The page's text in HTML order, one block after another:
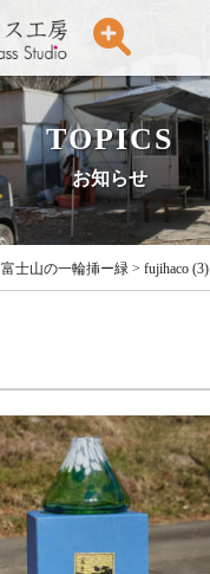
TOPICS
お知らせ
富士山の一輪挿ー緑 > fujihaco (3)